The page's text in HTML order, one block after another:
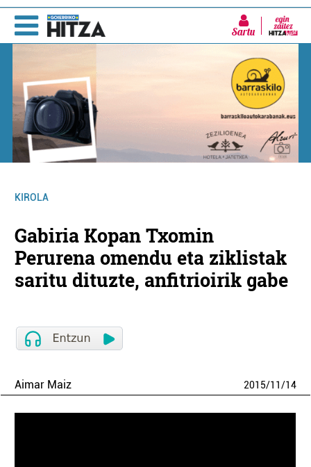
Sartu
KIROLA
Gabiria Kopan Txomin
Perurena omendu eta ziklistak
saritu dituzte, anfitrioirik gabe
Aimar Maiz 2015/11/14